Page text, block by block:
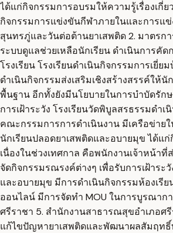
ได้แก่กิจกรรมการอบรมให้ความรู้เรื่องเกี่
กิจกรรมการแข่งขันกีฬาภายในและการแ
สุนทรภู่และวันต่อต้านยาเสพติด 2. มาตรก
ระบบดูแลช่วยเหลือนักเรียน ดำเนินการคั
โรงเรียน โรงเรียนดำเนินกิจกรรมการเยี่
ดำเนินกิจกรรมส่งเสริมเชิงสร้างสรรค์ใ
พื้นฐาน อีกทั้งยังมีนโยบายในการบำบัดรั
การเฝ้าระวัง โรงเรียนวัดพิบูลสรธรรมด
คณะกรรมการการดำเนินงาน มีเครือข่าย
นักเรียนปลอดยาเสพติดและอบายมุข ได้แ
เนื่องในช่วงเทศกาล คือพนักงานเจ้าหน้า
จัดกิจกรรมรณรงค์ต่างๆ เพื่อรับการเฝ้าร
และอบายมุข มีการดำเนินกิจกรรมห้องเรี
ออนไลน์ มีการจัดทำ MOU ในการบูรณาก
ศรีราชา 5. สำนักงานสาธารณสุขอำเภอศรี
แก้ไขปัญหายาเสพติดและพัฒนาผลสัมฤทธิ์